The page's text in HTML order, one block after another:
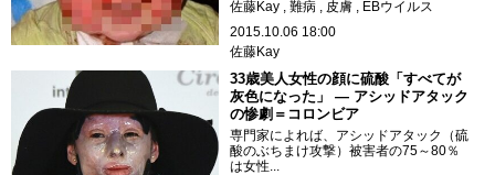
佐藤Kay
難病 皮膚
EBウイルス
2015.10.06 18:00
佐藤Kay
33歳美人女性の顔に硫酸「すべてが
灰色になった」 ― アシッドアタック
の惨劇＝コロンビア
専門家によれば、アシッドアタック（硫
酸のぶちまけ攻撃）被害者の75～80％
は女性...